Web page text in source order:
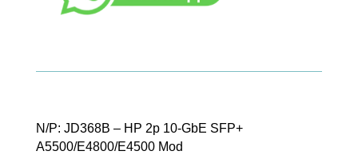
N/P: JD368B – HP 2p 10-GbE SFP+
A5500/E4800/E4500 Mod